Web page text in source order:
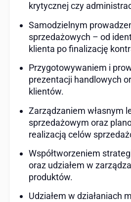
krytycznej czy
Samodzielnym
sprzedażowych – od
klienta po finalizację
Przygotowywaniem i
prezentacji handlowych
klientów.
Zarządzaniem własnym
sprzedażowym oraz
realizacją celów
Współtworzeniem
oraz udziałem w
produktów.
Udziałem w działaniach